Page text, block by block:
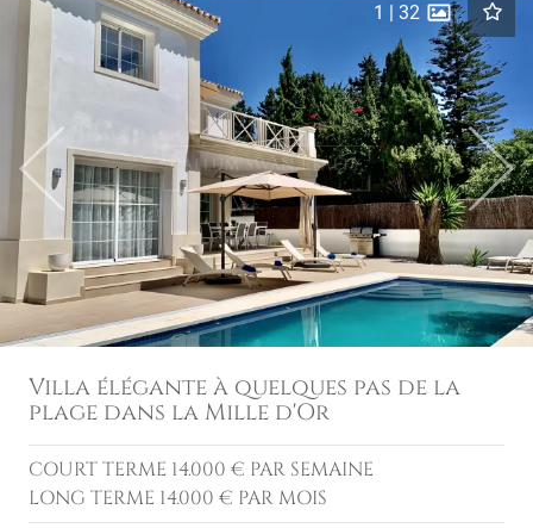
Previous Next
1 | 32
Villa élégante à quelques pas de la
plage dans la Mille d'Or
COURT TERME 14.000 € PAR SEMAINE
LONG TERME 14.000 € PAR MOIS